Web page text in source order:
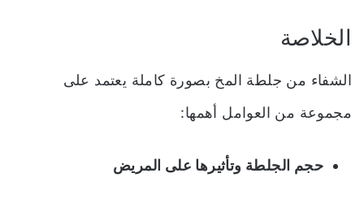
الخلاصة
الشفاء من جلطة المخ بصورة كاملة يعتمد على
مجموعة من العوامل أهمها:
حجم الجلطة وتأثيرها على المريض